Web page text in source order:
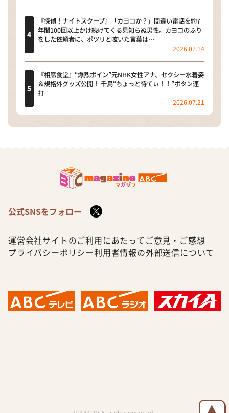
『探偵！ナイトスクープ』「カヨコか？」間違い電話を約7
年間100回以上かけ続けてくる見知らぬ男性。カヨコのふり
をした依頼者に、ポツリと呟いた言葉は…
2026.07.14
『相席食堂』“爆烈ボイン”元NHK女性アナ、セクシー水着姿
＆規格外グッズ公開！ 千鳥“ちょっと待てぃ！！”ボタン連
打
2026.07.21
公式SNSをフォロー
運営会社サイトのご利用にあたって ご意見・ご感想
プライバシーポリシー利用者情報の外部送信について